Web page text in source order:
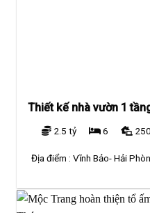
Thiết kế nhà vườn 1
2.5 tỷ 6
Địa điểm :Vĩnh Bảo- Hải